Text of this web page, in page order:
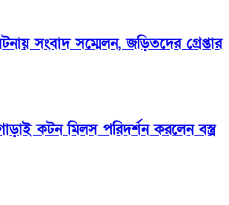
সংবাদ সম্মেলন, জড়িতদের গ্রেপ্তার
কটন মিলস পরিদর্শন করলেন বস্ত্র